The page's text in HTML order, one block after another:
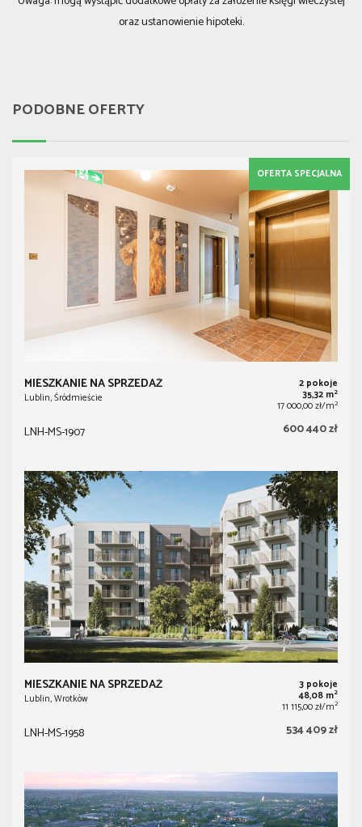
oraz ustanowienie hipoteki.
PODOBNE OFERTY
OFERTA SPECJALNA
MIESZKANIE NA SPRZEDAŻ
Lublin, Śródmieście
2 pokoje
35,32 m2
17 000,00 zł/m2
LNH-MS-1907 600 440 zł
MIESZKANIE NA SPRZEDAŻ
Lublin, Wrotków
3 pokoje
48,08 m2
11 115,00 zł/m2
LNH-MS-1958 534 409 zł